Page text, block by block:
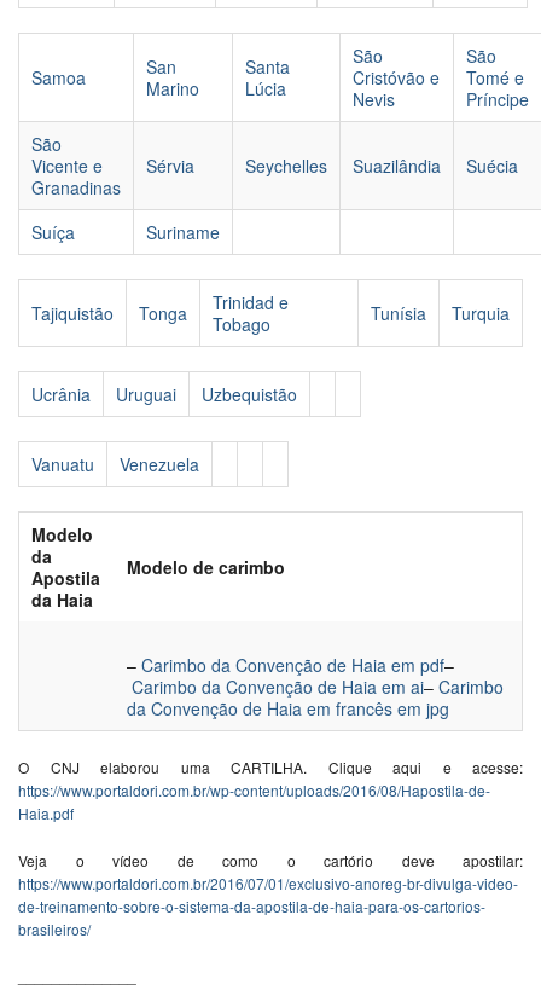
Samoa
San
Marino
Santa
Lúcia
São
Cristóvão e
Nevis
São
Tomé e
Príncipe
São
Vicente e
Granadinas
Sérvia Seychelles Suazilândia Suécia
Suíça Suriname
Tajiquistão Tonga
Trinidad e
Tobago
Tunísia Turquia
Ucrânia Uruguai Uzbequistão
Vanuatu Venezuela
Modelo
da
Apostila
da Haia
Modelo de carimbo
– Carimbo da Convenção de Haia em pdf–
Carimbo da Convenção de Haia em ai– Carimbo
da Convenção de Haia em francês em jpg
O CNJ elaborou uma CARTILHA. Clique aqui e acesse:
https://www.portaldori.com.br/wp-content/uploads/2016/08/Hapostila-de-
Haia.pdf
Veja o vídeo de como o cartório deve apostilar:
https://www.portaldori.com.br/2016/07/01/exclusivo-anoreg-br-divulga-video-
de-treinamento-sobre-o-sistema-da-apostila-de-haia-para-os-cartorios-
brasileiros/